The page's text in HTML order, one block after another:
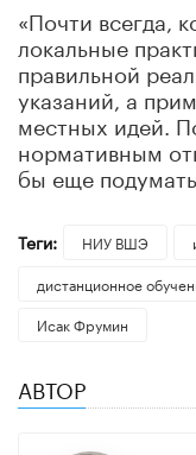
«Почти всегда,
локальные
правильной
указаний, а
местных идей.
нормативным
бы еще
Теги: НИУ ВШЭ
дистанционное
Исак Фрумин
АВТОР